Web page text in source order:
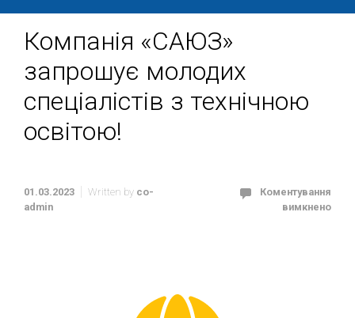
Компанія «САЮЗ»
запрошує молодих
спеціалістів з технічною
освітою!
01.03.2023 Written by co-
admin
Коментування
вимкнено